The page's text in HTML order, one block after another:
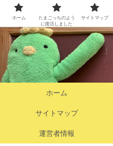
ホーム
サイトマップ
運営者情報
ホーム
たまごっちのよう
に復活しました
サイトマップ